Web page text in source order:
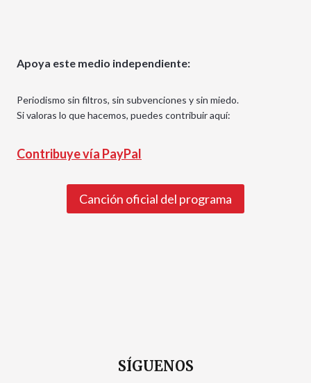
Apoya este medio independiente:
Periodismo sin filtros, sin subvenciones y sin miedo.
Si valoras lo que hacemos, puedes contribuir aquí:
Contribuye vía PayPal
Canción oficial del programa
SÍGUENOS